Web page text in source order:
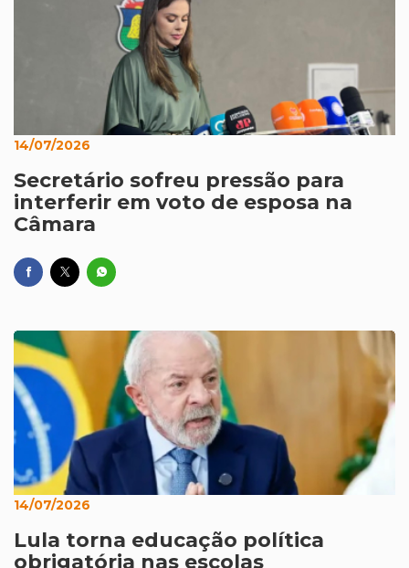
14/07/2026
Secretário sofreu pressão para
interferir em voto de esposa na
Câmara
14/07/2026
Lula torna educação política
obrigatória nas escolas